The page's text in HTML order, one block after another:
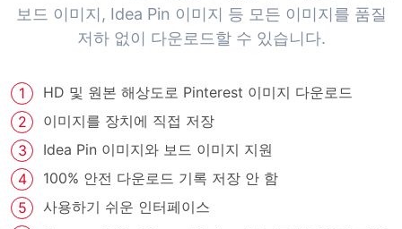
보드 이미지, Idea Pin 이미지 등 모든 이미지를 품질
저하 없이 다운로드할 수 있습니다.
HD 및 원본 해상도로 Pinterest 이미지 다운로드
이미지를 장치에 직접 저장
Idea Pin 이미지와 보드 이미지 지원
100% 안전 다운로드 기록 저장 안 함
사용하기 쉬운 인터페이스